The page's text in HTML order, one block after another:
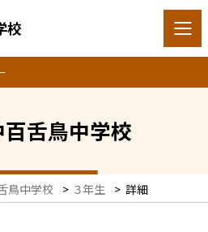
校
舌鳥中学校
鳥中学校 > ３年生 > 詳細